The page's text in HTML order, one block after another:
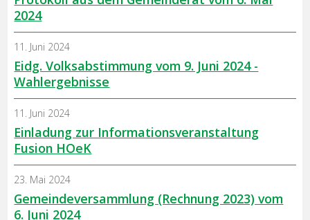
2024
Eidg. Volksabstimmung vom 9. Juni 2024 -
Wahlergebnisse
11. Juni 2024
Einladung zur Informationsveranstaltung
Fusion HOeK
11. Juni 2024
Gemeindeversammlung (Rechnung 2023) vom
6. Juni 2024
23. Mai 2024